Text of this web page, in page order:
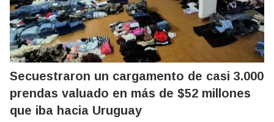
Secuestraron un cargamento de casi 3.000
prendas valuado en más de $52 millones
que iba hacia Uruguay